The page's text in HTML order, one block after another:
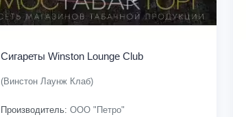
Сигареты Winston Lounge Club
(Винстон Лаунж Клаб)
Производитель: ООО "Петро"